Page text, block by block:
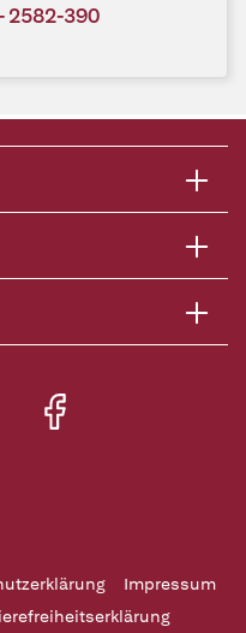
2582-390
Impressum